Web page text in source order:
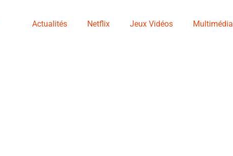
Actualités Netflix Jeux Vidéos Multimédia